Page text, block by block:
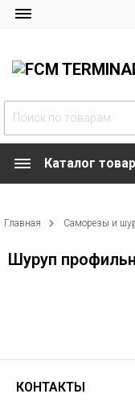
Каталог
Главная Саморезы и
Шуруп
КОНТАКТЫ